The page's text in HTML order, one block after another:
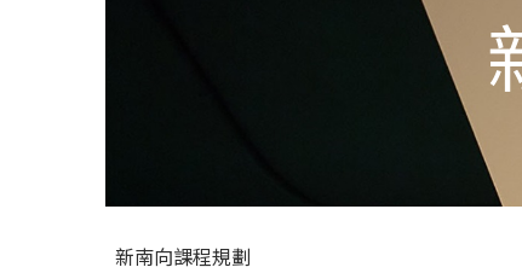
新南向課程規劃